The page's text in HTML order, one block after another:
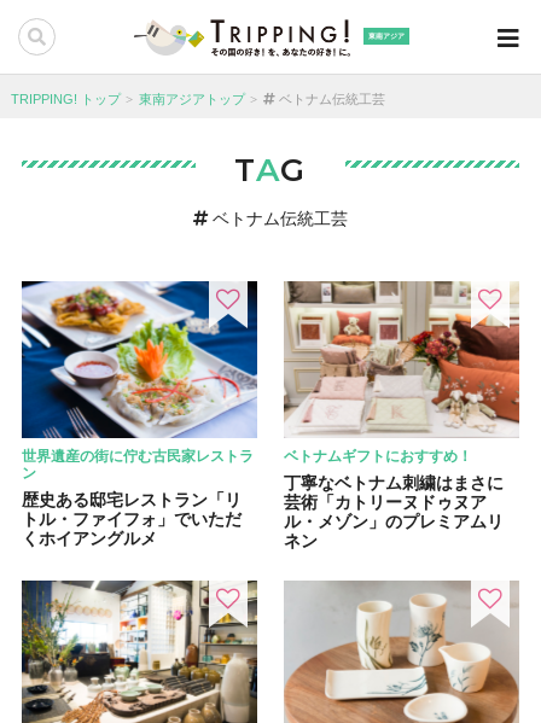
東南アジア
TRIPPING! トップ 東南アジアトップ ベトナム伝統工芸
TAG
ベトナム伝統工芸
世界遺産の街に佇む古民家レストラ
ン
歴史ある邸宅レストラン「リ
トル・ファイフォ」でいただ
くホイアングルメ
ベトナムギフトにおすすめ！
丁寧なベトナム刺繍はまさに
芸術「カトリーヌドゥヌア
ル・メゾン」のプレミアムリ
ネン